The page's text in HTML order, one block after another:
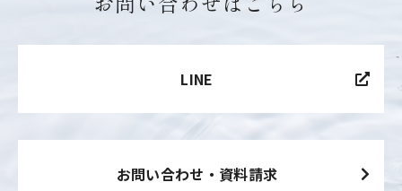
LINE
お問い合わせ・資料請求